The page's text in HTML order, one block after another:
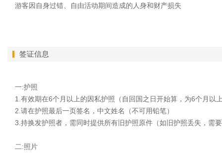
游客因自身过错、自由活动期间造成的人身和财产损失
签证信息
一:护照
1.有效期在6个月以上的因私护照（自回国之日开始算，为6个月以
2.请在护照最后一页签名，中文姓名（不可用铅笔）
3.持换发护照者，需同时提供所有旧护照原件（如旧护照丢失，需
二:照片